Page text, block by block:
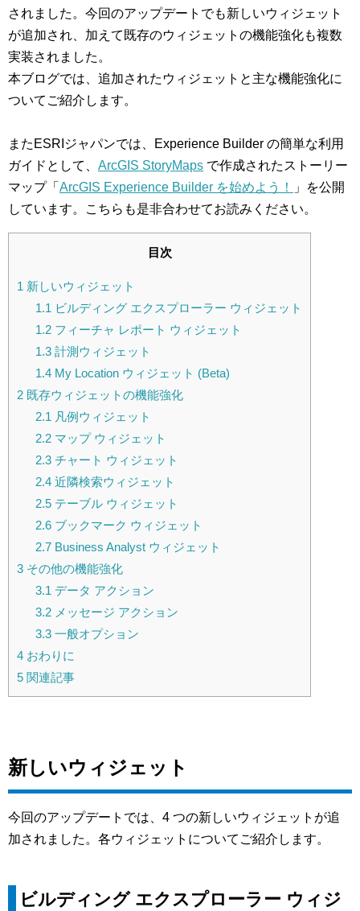
されました。今回のアップデートでも新しいウィジェット
が追加され、加えて既存のウィジェットの機能強化も複数
実装されました。
本ブログでは、追加されたウィジェットと主な機能強化に
ついてご紹介します。
またESRIジャパンでは、Experience Builder の簡単な利用
ガイドとして、 ArcGIS StoryMaps で作成されたストーリー
マップ「 ArcGIS Experience Builder を始めよう！
」を公開
しています。こちらも是非合わせてお読みください。
目次
1 新しいウィジェット
1.1 ビルディング エクスプローラー ウィジェット
1.2フィーチャ レポート ウィジェット
1.3計測ウィジェット
1.4My Location ウィジェット (Beta)
2 既存ウィジェットの機能強化
2.1 凡例ウィジェット
2.2マップ ウィジェット
2.3チャート ウィジェット
2.4近隣検索ウィジェット
2.5テーブル ウィジェット
2.6ブックマーク ウィジェット
2.7Business Analyst ウィジェット
3 その他の機能強化
3.1 データ アクション
3.2メッセージ アクション
3.3一般オプション
4 おわりに
5 関連記事
新しいウィジェット
今回のアップデートでは、4 つの新しいウィジェットが追
加されました。各ウィジェットについてご紹介します。
ビルディング エクスプローラー ウィジ